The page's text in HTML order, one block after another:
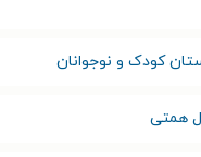
کودک و نوجوانان
همتی